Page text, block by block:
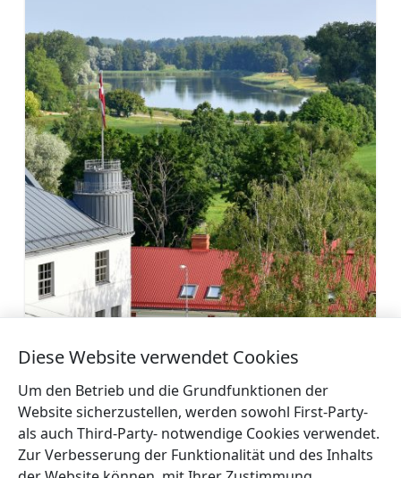
Hügel von Vilkmuiža (Wolfsgut)
Diese Website verwendet Cookies
Um den Betrieb und die Grundfunktionen der
Website sicherzustellen, werden sowohl First-Party-
als auch Third-Party- notwendige Cookies verwendet.
Zur Verbesserung der Funktionalität und des Inhalts